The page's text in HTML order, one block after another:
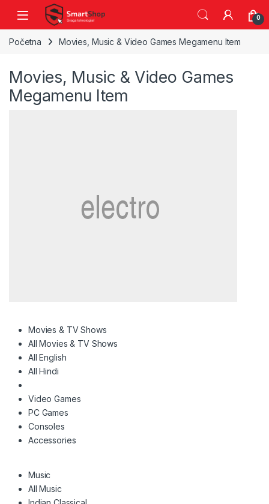
Skip to navigation
Skip to content
0
Početna Movies, Music & Video Games Megamenu Item
Movies, Music & Video Games
Megamenu Item
Movies & TV Shows
All Movies & TV Shows
All English
All Hindi
Video Games
PC Games
Consoles
Accessories
Music
All Music